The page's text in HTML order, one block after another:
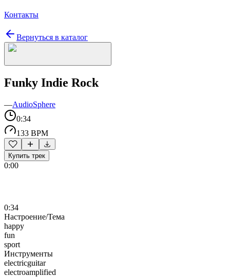
Контакты
Вернуться в каталог
Funky Indie Rock
—AudioSphere
0:34
133 BPM
Купить трек
0:00
0:34
Настроение/Тема
happy
fun
sport
Инструменты
electricguitar
electroamplified